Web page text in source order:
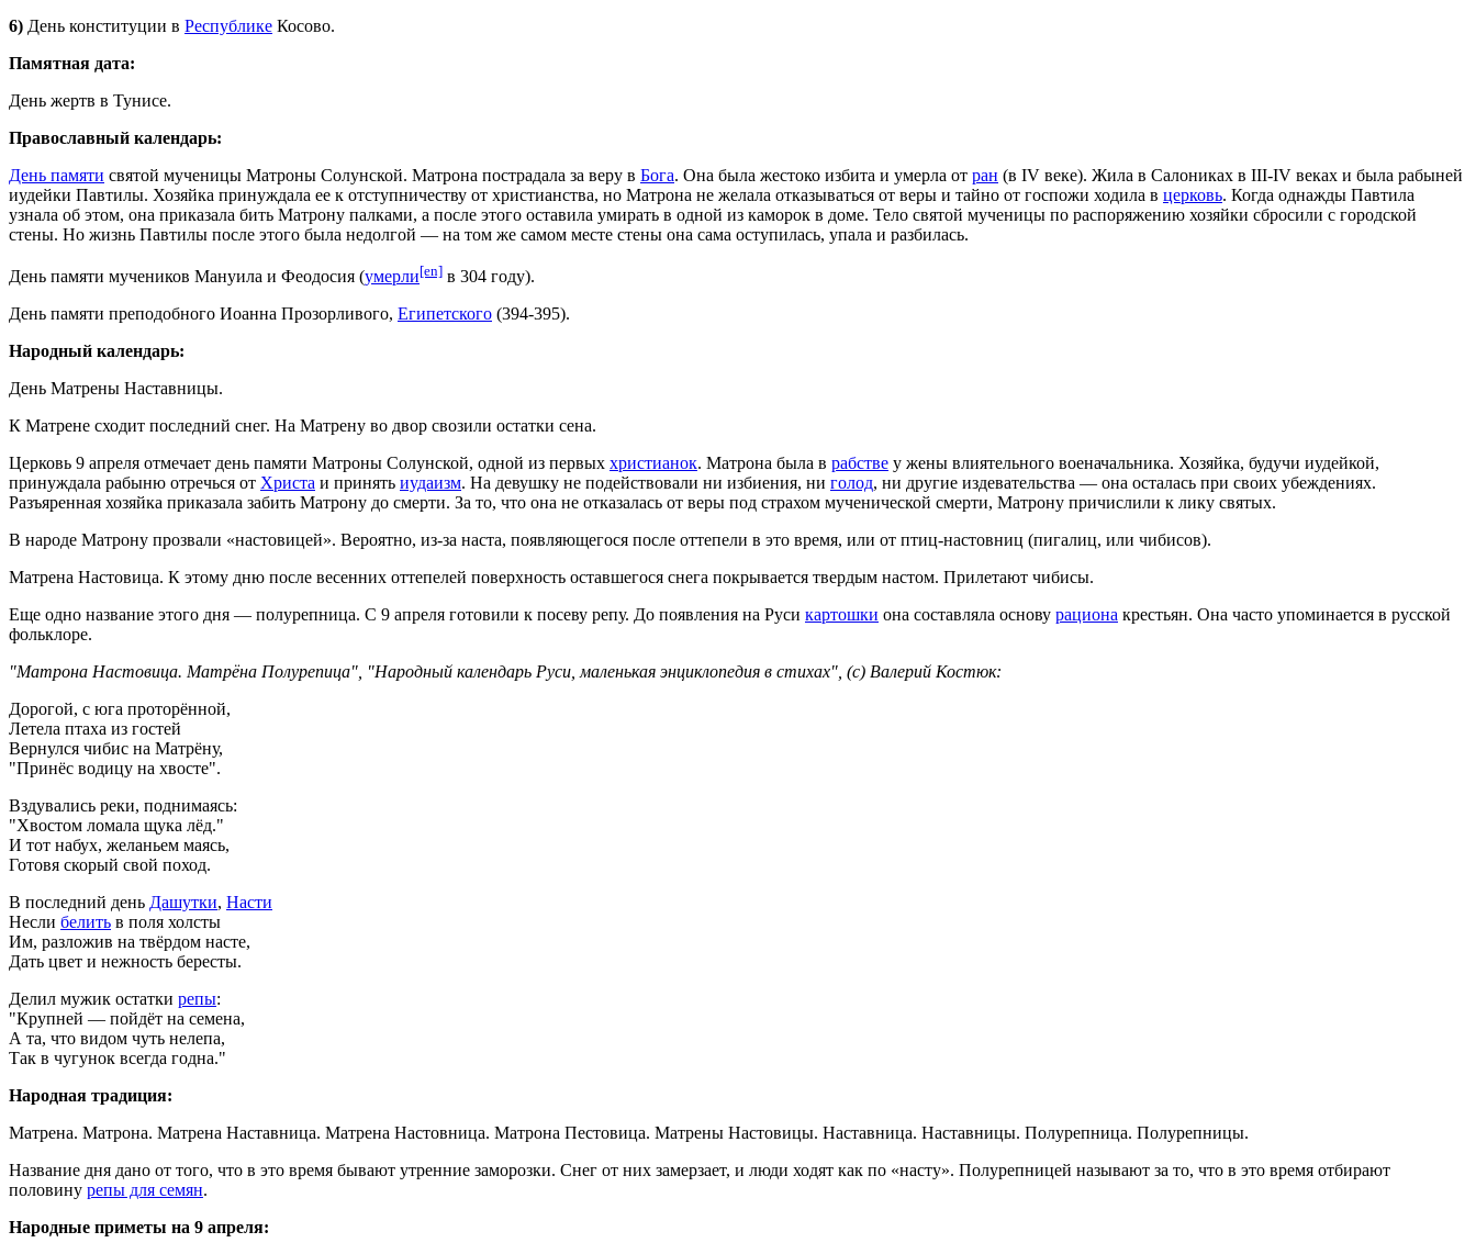
6) День конституции в Республике Косово.
Памятная дата:
День жертв в Тунисе.
Православный календарь:
День памяти святой мученицы Матроны Солунской. Матрона пострадала за веру в Бога. Она была жестоко избита и умерла от ран (в IV веке). Жила в Салониках в III-IV веках и была рабыней
иудейки Павтилы. Хозяйка принуждала ее к отступничеству от христианства, но Матрона не желала отказываться от веры и тайно от госпожи ходила в церковь. Когда однажды Павтила
узнала об этом, она приказала бить Матрону палками, а после этого оставила умирать в одной из каморок в доме. Тело святой мученицы по распоряжению хозяйки сбросили с городской
стены. Но жизнь Павтилы после этого была недолгой — на том же самом месте стены она сама оступилась, упала и разбилась.
День памяти мучеников Мануила и Феодосия (умерли[en] в 304 году).
День памяти преподобного Иоанна Прозорливого, Египетского (394-395).
Народный календарь:
День Матрены Наставницы.
К Матрене сходит последний снег. На Матрену во двор свозили остатки сена.
Церковь 9 апреля отмечает день памяти Матроны Солунской, одной из первых христианок. Матрона была в рабстве у жены влиятельного военачальника. Хозяйка, будучи иудейкой,
принуждала рабыню отречься от Христа и принять иудаизм. На девушку не подействовали ни избиения, ни голод, ни другие издевательства — она осталась при своих убеждениях.
Разъяренная хозяйка приказала забить Матрону до смерти. За то, что она не отказалась от веры под страхом мученической смерти, Матрону причислили к лику святых.
В народе Матрону прозвали «настовицей». Вероятно, из-за наста, появляющегося после оттепели в это время, или от птиц-настовниц (пигалиц, или чибисов).
Матрена Настовица. К этому дню после весенних оттепелей поверхность оставшегося снега покрывается твердым настом. Прилетают чибисы.
Еще одно название этого дня — полурепница. С 9 апреля готовили к посеву репу. До появления на Руси картошки она составляла основу рациона крестьян. Она часто упоминается в русской
фольклоре.
"Матрона Настовица. Матрёна Полурепица", "Народный календарь Руси, маленькая энциклопедия в стихах", (с) Валерий Костюк:
Дорогой, с юга проторённой,
Летела птаха из гостей
Вернулся чибис на Матрёну,
"Принёс водицу на хвосте".
Вздувались реки, поднимаясь:
"Хвостом ломала щука лёд."
И тот набух, желаньем маясь,
Готовя скорый свой поход.
В последний день Дашутки, Насти
Несли белить в поля холсты
Им, разложив на твёрдом насте,
Дать цвет и нежность бересты.
Делил мужик остатки репы:
"Крупней — пойдёт на семена,
А та, что видом чуть нелепа,
Так в чугунок всегда годна."
Народная традиция:
Матрена. Матрона. Матрена Наставница. Матрена Настовница. Матрона Пестовица. Матрены Настовицы. Наставница. Наставницы. Полурепница. Полурепницы.
Название дня дано от того, что в это время бывают утренние заморозки. Снег от них замерзает, и люди ходят как по «насту». Полурепницей называют за то, что в это время отбирают
половину репы для семян.
Народные приметы на 9 апреля: